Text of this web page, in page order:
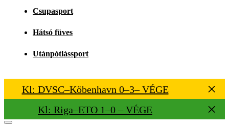
Csupasport
Hátsó füves
Utánpótlássport
Kl: DVSC–Köbenhavn 0–3– VÉGE
Kl: Riga–ETO 1–0 – VÉGE